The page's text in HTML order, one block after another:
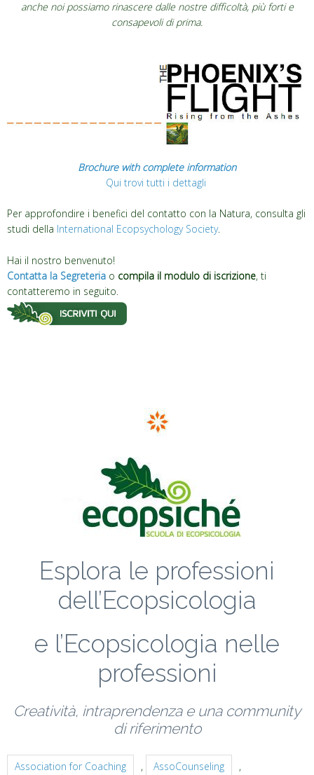
anche noi possiamo rinascere dalle nostre difficoltà, più forti e
consapevoli di prima.
Brochure with complete information
Qui trovi tutti i dettagli
Per approfondire i benefici del contatto con la Natura, consulta gli
studi della International Ecopsychology Society.
Hai il nostro benvenuto!
Contatta la Segreteria o compila il modulo di iscrizione, ti
contatteremo in seguito.
Esplora le professioni
dell’Ecopsicologia
e l’Ecopsicologia nelle
professioni
Creatività, intraprendenza e una community
di riferimento
Association for Coaching , AssoCounseling
,